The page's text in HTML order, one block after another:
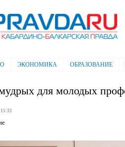
газета "Кабардино-
ЭКОНОМИКА ОБРАЗОВАНИЕ
для молодых
15:33